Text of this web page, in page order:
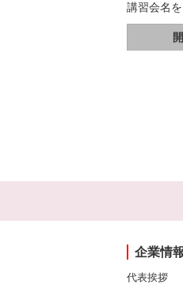
講習会名
企業情
代表挨拶